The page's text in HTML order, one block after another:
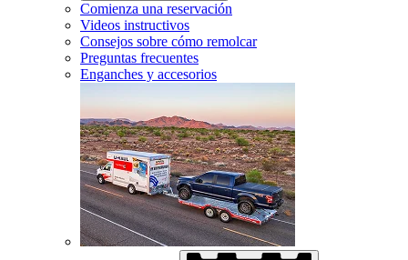
Comienza una reservación
Videos instructivos
Consejos sobre cómo remolcar
Preguntas frecuentes
Enganches y accesorios